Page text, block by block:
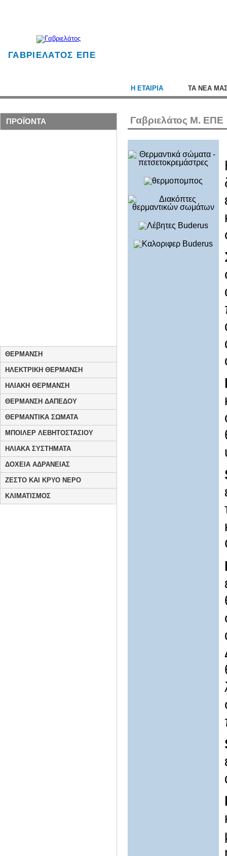
ΓΑΒΡΙΕΛΑΤΟΣ ΕΠΕ
Η ΕΤΑΙΡΙΑ ΤΑ ΝΕΑ
ΠΡΟΪΟΝΤΑ Γαβριελάτος Μ. ΕΠΕ
ΘΕΡΜΑΝΣΗ
ΗΛΕΚΤΡΙΚΗ ΘΕΡΜΑΝΣΗ
ΗΛΙΑΚΗ ΘΕΡΜΑΝΣΗ
ΘΕΡΜΑΝΣΗ ΔΑΠΕΔΟΥ
ΘΕΡΜΑΝΤΙΚΑ ΣΩΜΑΤΑ
ΜΠΟΙΛΕΡ ΛΕΒΗΤΟΣΤΑΣΙΟΥ
ΗΛΙΑΚΑ ΣΥΣΤΗΜΑΤΑ
ΔΟΧΕΙΑ ΑΔΡΑΝΕΙΑΣ
ΖΕΣΤΟ ΚΑΙ ΚΡΥΟ ΝΕΡΟ
ΚΛΙΜΑΤΙΣΜΟΣ